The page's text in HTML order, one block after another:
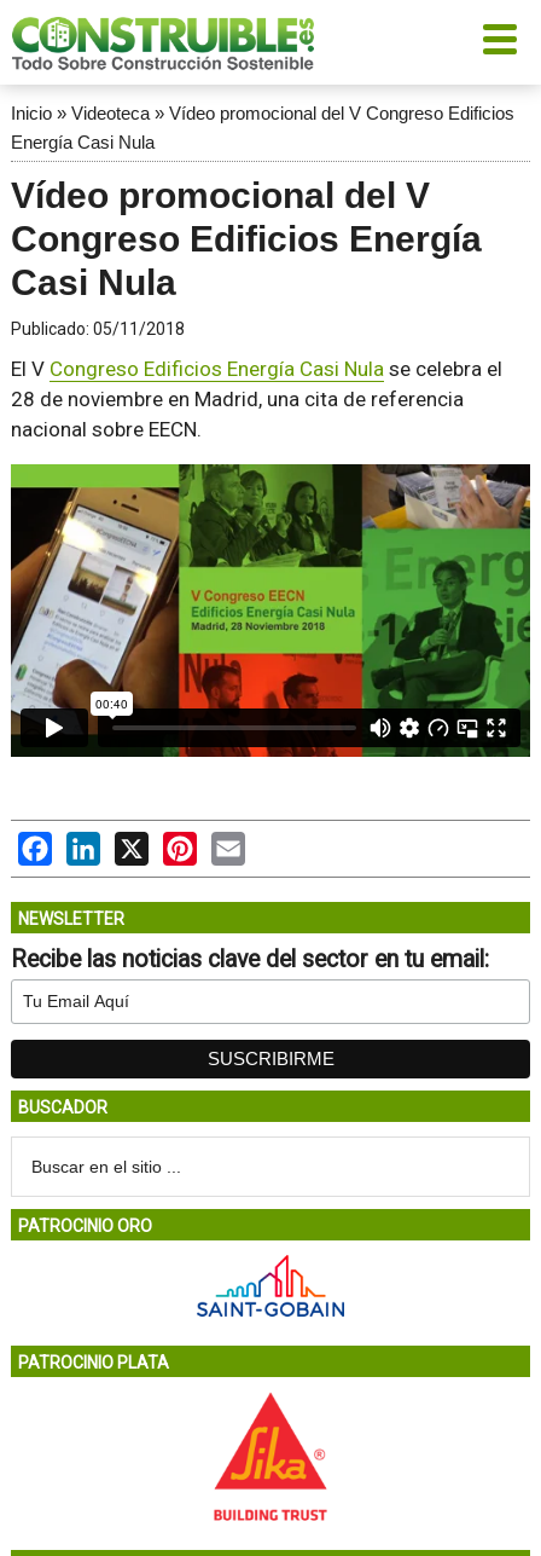
Inicio» Videoteca» Vídeo promocional del V Congreso Edificios
Energía Casi Nula
Vídeo promocional del V
Congreso Edificios Energía
Casi Nula
Publicado: 05/11/2018
El V Congreso Edificios Energía Casi Nulase celebra el
28 de noviembre en Madrid, una cita de referencia
nacional sobre EECN.
FacebookLinkedIn
X PinterestEmail
NEWSLETTER
Recibe las noticias clave del sector en tu email:
BUSCADOR
PATROCINIO ORO
PATROCINIO PLATA